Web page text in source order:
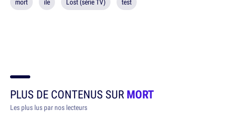
mort ile Lost (série TV) test
PLUS DE CONTENUS SURMORT
Les plus lus par nos lecteurs